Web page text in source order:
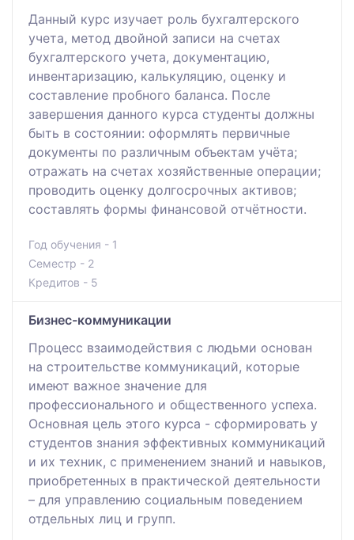
Данный курс изучает роль бухгалтерского
учета, метод двойной записи на счетах
бухгалтерского учета, документацию,
инвентаризацию, калькуляцию, оценку и
составление пробного баланса. После
завершения данного курса студенты должны
быть в состоянии: оформлять первичные
документы по различным объектам учёта;
отражать на счетах хозяйственные операции;
проводить оценку долгосрочных активов;
составлять формы финансовой отчётности.
Год обучения - 1
Семестр - 2
Кредитов - 5
Бизнес-коммуникации
Процесс взаимодействия с людьми основан
на строительстве коммуникаций, которые
имеют важное значение для
профессионального и общественного успеха.
Основная цель этого курса - сформировать у
студентов знания эффективных коммуникаций
и их техник, с применением знаний и навыков,
приобретенных в практической деятельности
– для управлению социальным поведением
отдельных лиц и групп.